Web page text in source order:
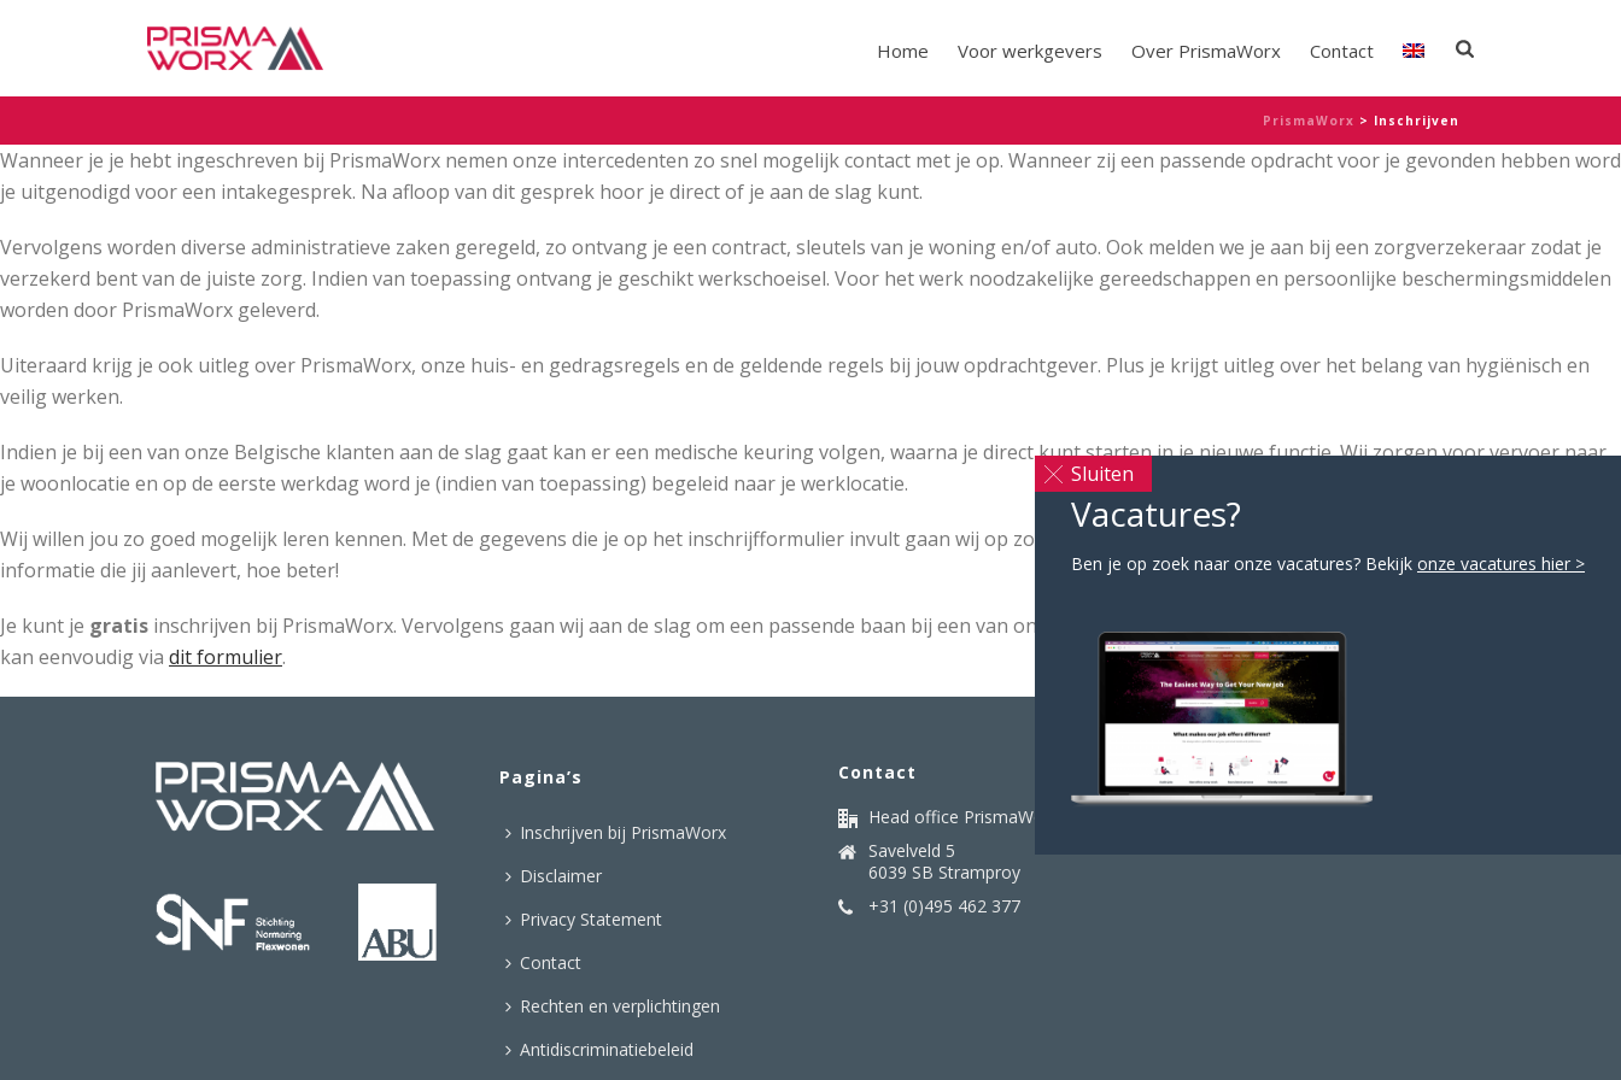
Home Voor werkgevers Over PrismaWorx Contact
PrismaWorx > Inschrijven
Wanneer je je hebt ingeschreven bij PrismaWorx nemen onze intercedenten zo snel mogelijk contact met je op. Wanneer zij een passende opdracht voor je gevonden hebben word
je uitgenodigd voor een intakegesprek. Na afloop van dit gesprek hoor je direct of je aan de slag kunt.
Vervolgens worden diverse administratieve zaken geregeld, zo ontvang je een contract, sleutels van je woning en/of auto. Ook melden we je aan bij een zorgverzekeraar zodat je
verzekerd bent van de juiste zorg. Indien van toepassing ontvang je geschikt werkschoeisel. Voor het werk noodzakelijke gereedschappen en persoonlijke beschermingsmiddelen
worden door PrismaWorx geleverd.
Uiteraard krijg je ook uitleg over PrismaWorx, onze huis- en gedragsregels en de geldende regels bij jouw opdrachtgever. Plus je krijgt uitleg over het belang van hygiënisch en
veilig werken.
Indien je bij een van onze Belgische klanten aan de slag gaat kan er een medische keuring volgen, waarna je direct kunt starten in je nieuwe functie. Wij zorgen voor vervoer naar
je woonlocatie en op de eerste werkdag word je (indien van toepassing) begeleid naar je werklocatie.
Wij willen jou zo goed mogelijk leren kennen. Met de gegevens die je op het inschrijfformulier invult gaan wij op zoek naar een geschikte baan voor jou. Hoe vollediger de
informatie die jij aanlevert, hoe beter!
Je kunt je gratis inschrijven bij PrismaWorx. Vervolgens gaan wij aan de slag om een passende baan bij een van onze opdrachtgevers voor je te vinden. Wil je je inschrijven? Dat
kan eenvoudig via dit formulier.
Pagina’s
Inschrijven bij PrismaWorx
Disclaimer
Privacy Statement
Contact
Rechten en verplichtingen
Antidiscriminatiebeleid
Contact
Head office PrismaWorx
Savelveld 5
6039 SB Stramproy
+31 (0)495 462 377
Sluiten
Vacatures?
Ben je op zoek naar onze vacatures? Bekijk onze vacatures hier >